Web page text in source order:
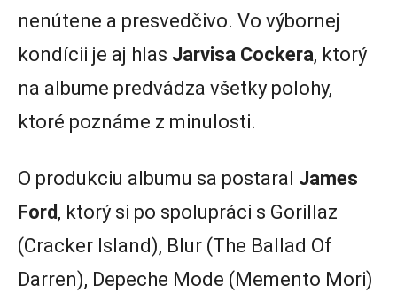
nenútene a presvedčivo. Vo výbornej
kondícii je aj hlas Jarvisa Cockera, ktorý
na albume predvádza všetky polohy,
ktoré poznáme z minulosti.
O produkciu albumu sa postaral James
Ford, ktorý si po spolupráci s Gorillaz
(Cracker Island), Blur (The Ballad Of
Darren), Depeche Mode (Memento Mori)